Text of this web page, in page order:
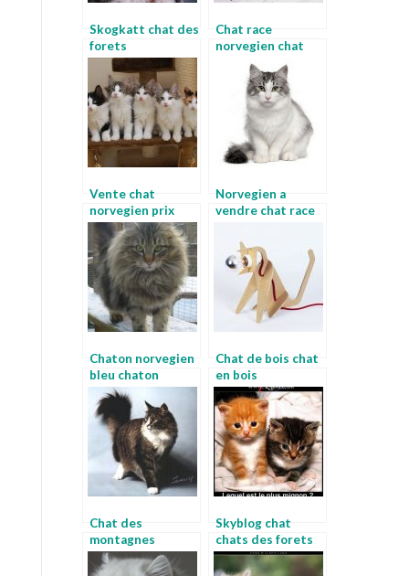
Skogkatt chat des
forets
norvegiennes a
vendre
Chat race
norvegien chat
persan chinchilla
Vente chat
norvegien prix
chat chat com
Norvegien a
vendre chat race
Chaton norvegien
bleu chaton
norvegien bleu
Chat de bois chat
en bois
Chat des
montagnes
norvegiennes
chaton norvegien
Skyblog chat
chats des forets
norvegiennes